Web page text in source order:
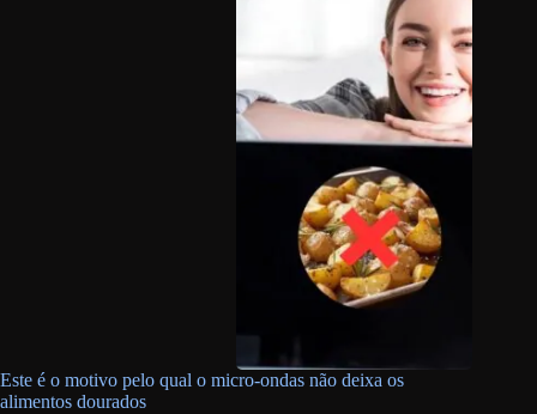
Este é o motivo pelo qual o micro-ondas não deixa os
alimentos dourados